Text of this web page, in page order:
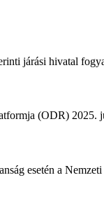
járási hivatal
(ODR) 2025.
esetén a